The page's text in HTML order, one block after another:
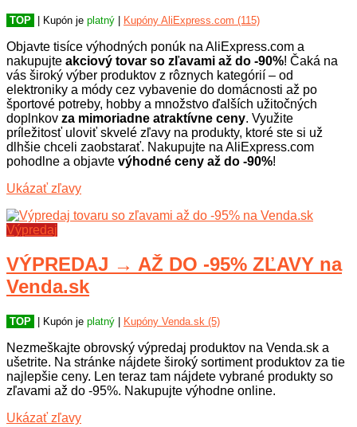
TOP | Kupón je platný Kupóny AliExpress.com (115)
Objavte tisíce výhodných ponúk na AliExpress.com a
nakupujte akciový tovar so zľavami až do -90%! Čaká na
vás široký výber produktov z rôznych kategórií – od
elektroniky a módy cez vybavenie do domácnosti až po
športové potreby, hobby a množstvo ďalších užitočných
doplnkov za mimoriadne atraktívne ceny. Využite
príležitosť uloviť skvelé zľavy na produkty, ktoré ste si už
dlhšie chceli zaobstarať. Nakupujte na AliExpress.com
pohodlne a objavte výhodné ceny až do -90%!
Ukázať zľavy
Výpredaj
VÝPREDAJ → AŽ DO -95% ZĽAVY na
Venda.sk
TOP | Kupón je platný Kupóny Venda.sk (5)
Nezmeškajte obrovský výpredaj produktov na Venda.sk a
ušetrite. Na stránke nájdete široký sortiment produktov za tie
najlepšie ceny. Len teraz tam nájdete vybrané produkty so
zľavami až do -95%. Nakupujte výhodne online.
Ukázať zľavy